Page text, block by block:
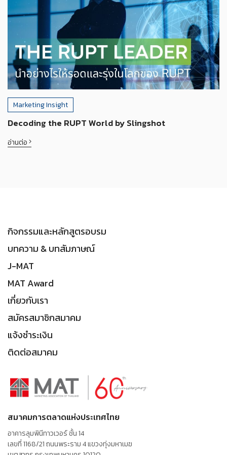
Marketing Insight
Decoding the RUPT World by Slingshot
อ่านต่อ
กิจกรรมและหลักสูตรอบรม
บทความ & บทสัมภาษณ์
J-MAT
MAT Award
เกี่ยวกับเรา
สมัครสมาชิกสมาคม
แจ้งชำระเงิน
ติดต่อสมาคม
สมาคมการตลาดแห่งประเทศไทย
อาคารลุมพินีทาวเวอร์ ชั้น 14
เลขที่ 1168/21 ถนนพระราม 4 แขวงทุ่งมหาเมฆ